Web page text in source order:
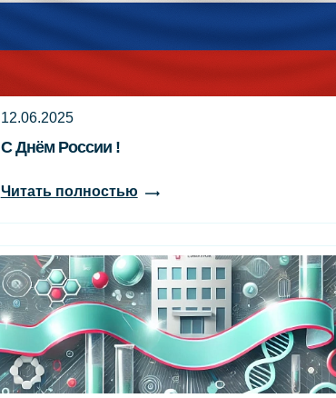
12.06.2025
С Днём России !
Читать полностью